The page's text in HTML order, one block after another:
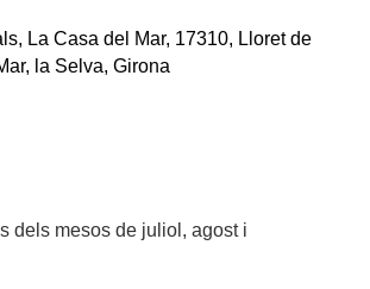
La Casa del Mar, 17310, Lloret de
la Selva, Girona
dels mesos de juliol, agost i